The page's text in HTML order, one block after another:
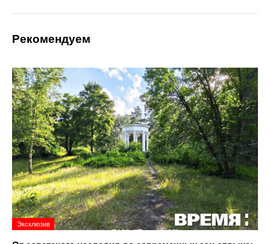
Рекомендуем
Эксклюзив